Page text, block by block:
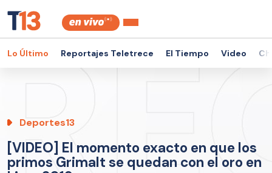
Lo Último Reportajes Teletrece El Tiempo Video
Deportes13
[VIDEO] El momento exacto en que los
primos Grimalt se quedan con el oro en